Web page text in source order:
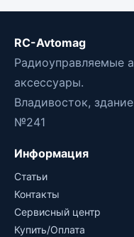
RC-Avtomag
Радиоуправляемые
аксессуары.
Владивосток,
№241
Информация
Статьи
Контакты
Сервисный центр
Купить/Оплата